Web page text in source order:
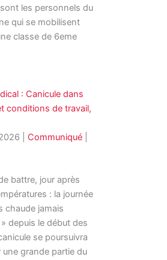
les personnels du
qui se mobilisent
classe de 6eme
: Canicule dans
conditions de travail,
Communiqué
battre, jour après
: la journée
chaude jamais
depuis le début des
se poursuivra
une grande partie du